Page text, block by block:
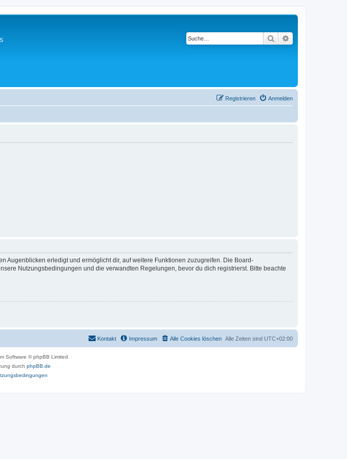
Suche
Anmelden
Registrieren
Augenblicken erledigt und ermöglicht dir, auf weitere Funktionen zuzugreifen. Die Board-
Nutzungsbedingungen und die verwandten Regelungen, bevor du dich registrierst. Bitte beachte
Alle Zeiten sind UTC+02:00
Alle Cookies löschen
Impressum
Kontakt
Software © phpBB Limited
durch phpBB.de